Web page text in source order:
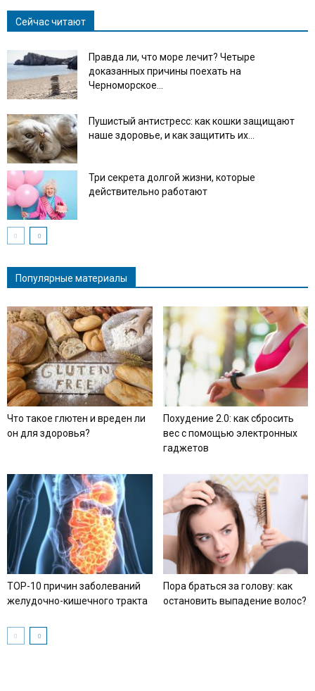
Сейчас читают
Правда ли, что море лечит? Четыре
доказанных причины поехать на
Черноморское...
Пушистый антистресс: как кошки защищают
наше здоровье, и как защитить их...
Три секрета долгой жизни, которые
действительно работают
Популярные материалы
Что такое глютен и вреден ли
он для здоровья?
Похудение 2.0: как сбросить
вес с помощью электронных
гаджетов
TOP-10 причин заболеваний
желудочно-кишечного тракта
Пора браться за голову: как
остановить выпадение волос?